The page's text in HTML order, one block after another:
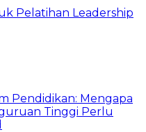
Pelatihan Leadership
Pendidikan: Mengapa
Tinggi Perlu